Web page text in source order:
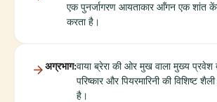
एक पुनर्जागरण आयताकार आँगन एक शांत
करता है।
अग्रभाग:वाया ब्रेरा की ओर मुख वाला मुख्य प्रवेश
परिष्कार और पियरमारिनी की विशिष्ट
है।